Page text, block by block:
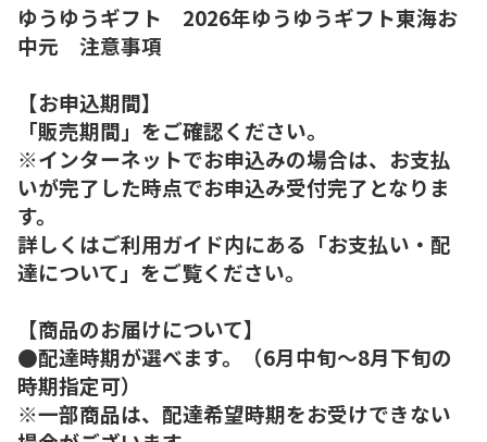
ゆうゆうギフト 2026年ゆうゆうギフト東海お
中元 注意事項
【お申込期間】
「販売期間」をご確認ください。
※インターネットでお申込みの場合は、お支払
いが完了した時点でお申込み受付完了となりま
す。
詳しくはご利用ガイド内にある「お支払い・配
達について」をご覧ください。
【商品のお届けについて】
●配達時期が選べます。（6月中旬～8月下旬の
時期指定可）
※一部商品は、配達希望時期をお受けできない